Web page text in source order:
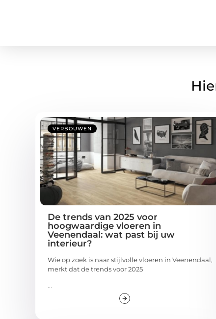
VERBOUWEN
De trends van 2025 voor
hoogwaardige vloeren in
Veenendaal: wat past bij uw
interieur?
Wie op zoek is naar stijlvolle vloeren in Veenendaal,
merkt dat de trends voor 2025
...